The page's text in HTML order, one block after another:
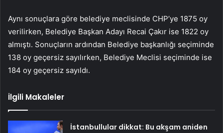
Aynı sonuçlara göre belediye meclisinde CHP’ye 1875 oy
verilirken, Belediye Başkan Adayı Recai Çakır ise 1822 oy
almıştı. Sonuçların ardından Belediye başkanlığı seçiminde
138 oy geçersiz sayılırken, Belediye Meclisi seçiminde ise
184 oy geçersiz sayıldı.
İlgili Makaleler
İstanbullular dikkat: Bu akşam aniden